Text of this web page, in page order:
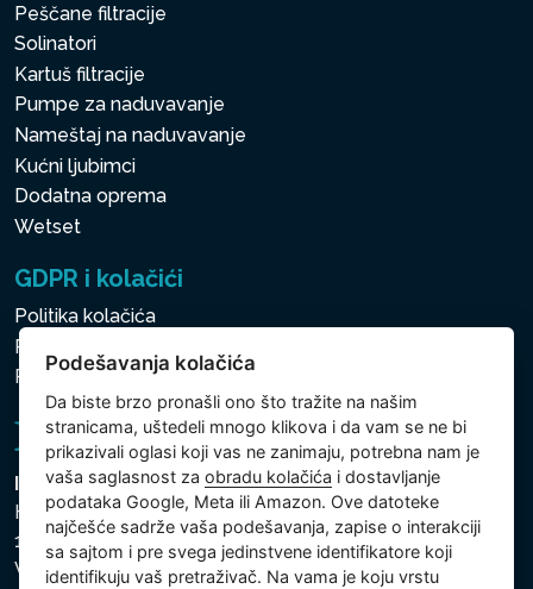
Peščane filtracije
Solinatori
Kartuš filtracije
Pumpe za naduvavanje
Nameštaj na naduvavanje
Kućni ljubimci
Dodatna oprema
Wetset
GDPR i kolačići
Politika kolačića
Politika zaštite ličnih i drugih obrađivanih podataka
Politika kolačića
Intex Trading, s.r.o.
Hradecká 2526/3
130 00 Praha 3
Vinohrady - Česká republika
Podešavanja kolačića
Da biste brzo pronašli ono što tražite na našim
stranicama, uštedeli mnogo klikova i da vam se ne bi
prikazivali oglasi koji vas ne zanimaju, potrebna nam je
vaša saglasnost zaobradu kolačića i dostavljanje
podataka Google, Meta ili Amazon. Ove datoteke
najčešće sadrže vaša podešavanja, zapise o interakciji
sa sajtom i pre svega jedinstvene identifikatore koji
identifikuju vaš pretraživač. Na vama je koju vrstu